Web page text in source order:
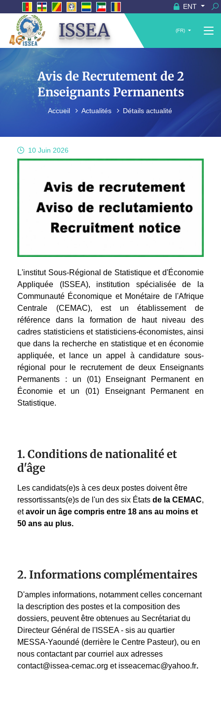
ENT
ISSEA (FR)
Avis de Recrutement de 2
Enseignants Permanents
Accueil Actualités Détails actualité
10 Juin 2026
L'institut Sous-Régional de Statistique et d'Économie
Appliquée (ISSEA), institution spécialisée de la
Communauté Économique et Monétaire de l'Afrique
Centrale (CEMAC), est un établissement de
référence dans la formation de haut niveau des
cadres statisticiens et statisticiens-économistes, ainsi
que dans la recherche en statistique et en économie
appliquée, et lance un appel à candidature sous-
régional pour le recrutement de deux Enseignants
Permanents : un (01) Enseignant Permanent en
Économie et un (01) Enseignant Permanent en
Statistique.
1. Conditions de nationalité et
d'âge
Les candidats(e)s à ces deux postes doivent être
ressortissants(e)s de l'un des six États de la CEMAC,
etavoir un âge compris entre 18 ans au moins et
50 ans au plus.
2. Informations complémentaires
D'amples informations, notamment celles concernant
la description des postes et la composition des
dossiers, peuvent être obtenues au Secrétariat du
Directeur Général de l'ISSEA - sis au quartier
MESSA-Yaoundé (derrière le Centre Pasteur), ou en
nous contactant par courriel aux adresses
contact@issea-cemac.org et isseacemac@yahoo.fr.